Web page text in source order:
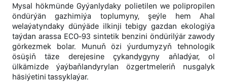
Mysal hökmünde Gyýanlydaky polietilen we polipropilen
öndürýän gazhimiýa toplumyny, şeýle hem Ahal
welaýatyndaky dünýäde ilkinji tebigy gazdan ekologiýa
taýdan arassa ЕСО-93 sintetik benzini öndürilýär zawody
görkezmek bolar. Munuň özi ýurdumyzyň tehnologik
ösüşiň täze derejesine çykandygyny aňladýar, ol
ülkämizde ýaýbaňlandyrylan özgertmeleriň nusgalyk
häsiýetini tassyklaýar.